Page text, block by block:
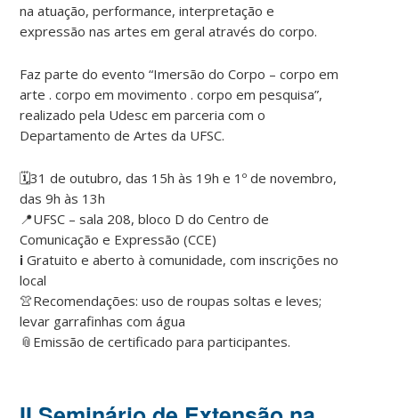
na atuação, performance, interpretação e
expressão nas artes em geral através do corpo.
Faz parte do evento “Imersão do Corpo – corpo em
arte . corpo em movimento . corpo em pesquisa”,
realizado pela Udesc em parceria com o
Departamento de Artes da UFSC.
🗓️31 de outubro, das 15h às 19h e 1º de novembro,
das 9h às 13h
📍UFSC – sala 208, bloco D do Centro de
Comunicação e Expressão (CCE)
ℹ️ Gratuito e aberto à comunidade, com inscrições no
local
👚Recomendações: uso de roupas soltas e leves;
levar garrafinhas com água
📎Emissão de certificado para participantes.